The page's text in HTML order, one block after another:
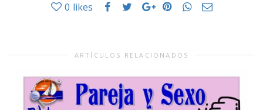
0 likes
ARTÍCULOS RELACIONADOS